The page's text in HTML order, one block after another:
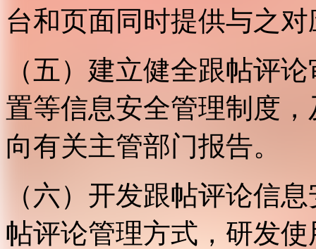
台和页面同时提供与之
（五）建立健全跟帖评
置等信息安全管理制度
向有关主管部门报告。
（六）开发跟帖评论信
帖评论管理方式，研发